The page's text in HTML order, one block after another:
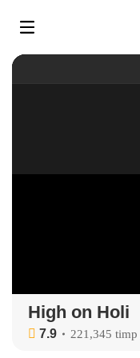
High on Holi
7.9 221,345 timp